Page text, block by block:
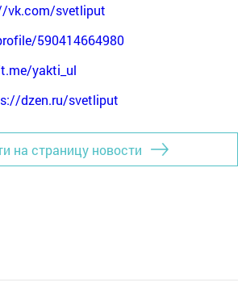
vk.com/svetliput
590414664980
yakti_ul
dzen.ru/svetliput
на страницу новости